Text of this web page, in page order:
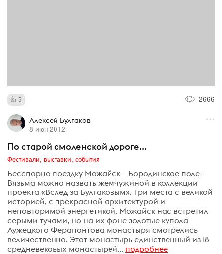
5 2666
Алексей Булгаков
8 июн 2012
По старой смоленской дороге...
Фестивали, выставки, события
Бесспорно поездку Можайск – Бородинское поле –
Вязьма можно назвать жемчужиной в коллекции
проекта «Вслед за Булгаковым». Три места с великой
историей, с прекрасной архитектурой и
неповторимой энергетикой. Можайск нас встретил
серыми тучами, но на их фоне золотые купола
Лужецкого Ферапонтова монастыря смотрелись
величественно. Этот монастырь единственный из 18
средневековых монастырей... подробнее